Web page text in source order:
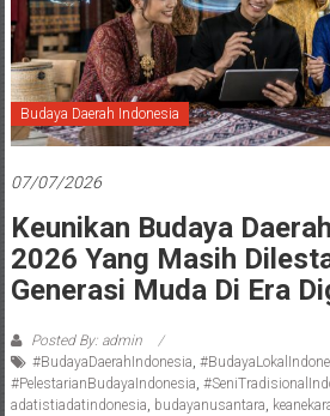
Budaya Daerah Indonesia
07/07/2026
Keunikan Budaya
2026 Yang Masih
Generasi Muda Di Era
Posted By: admin
#BudayaDaerahIndonesia
#PelestarianBudayaIndonesia
adatistiadatindonesia budayanusantara